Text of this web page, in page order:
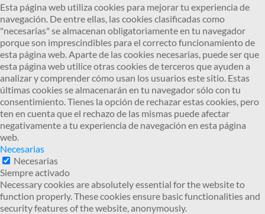
Esta página web utiliza cookies para mejorar tu experiencia de
navegación. De entre ellas, las cookies clasificadas como
"necesarias" se almacenan obligatoriamente en tu navegador
porque son imprescindibles para el correcto funcionamiento de
esta página web. Aparte de las cookies necesarias, puede ser que
esta página web utilice otras cookies de terceros que ayuden a
analizar y comprender cómo usan los usuarios este sitio. Estas
últimas cookies se almacenarán en tu navegador sólo con tu
consentimiento. Tienes la opción de rechazar estas cookies, pero
ten en cuenta que el rechazo de las mismas puede afectar
negativamente a tu experiencia de navegación en esta página
web.
Necesarias
Necesarias
Siempre activado
Necessary cookies are absolutely essential for the website to
function properly. These cookies ensure basic functionalities and
security features of the website, anonymously.